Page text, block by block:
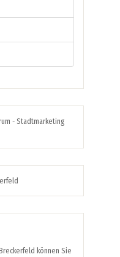
können Sie